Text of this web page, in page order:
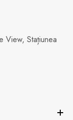
View, Stațiunea